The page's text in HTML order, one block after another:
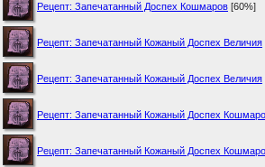
Рецепт: Запечатанный Доспех Кошмаров [60%]
Рецепт: Запечатанный Кожаный Доспех Величия
Рецепт: Запечатанный Кожаный Доспех Величия
Рецепт: Запечатанный Кожаный Доспех
Рецепт: Запечатанный Кожаный Доспех